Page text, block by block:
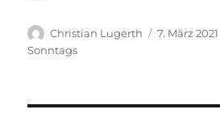
Autor
Christian Lugerth 7. März 2021
Sonntags